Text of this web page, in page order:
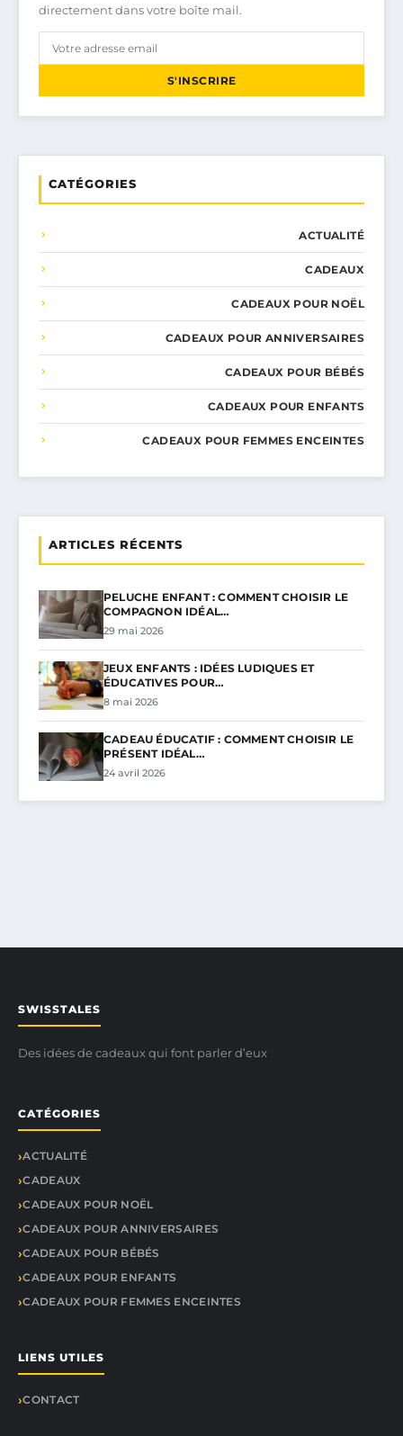
directement dans votre boîte mail.
S'INSCRIRE
CATÉGORIES
ACTUALITÉ
CADEAUX
CADEAUX POUR NOËL
CADEAUX POUR ANNIVERSAIRES
CADEAUX POUR BÉBÉS
CADEAUX POUR ENFANTS
CADEAUX POUR FEMMES ENCEINTES
ARTICLES RÉCENTS
PELUCHE ENFANT : COMMENT CHOISIR LE
COMPAGNON IDÉAL…
29 mai 2026
JEUX ENFANTS : IDÉES LUDIQUES ET
ÉDUCATIVES POUR…
8 mai 2026
CADEAU ÉDUCATIF : COMMENT CHOISIR LE
PRÉSENT IDÉAL…
24 avril 2026
SWISSTALES
Des idées de cadeaux qui font parler d’eux
CATÉGORIES
ACTUALITÉ
CADEAUX
CADEAUX POUR NOËL
CADEAUX POUR ANNIVERSAIRES
CADEAUX POUR BÉBÉS
CADEAUX POUR ENFANTS
CADEAUX POUR FEMMES ENCEINTES
LIENS UTILES
CONTACT